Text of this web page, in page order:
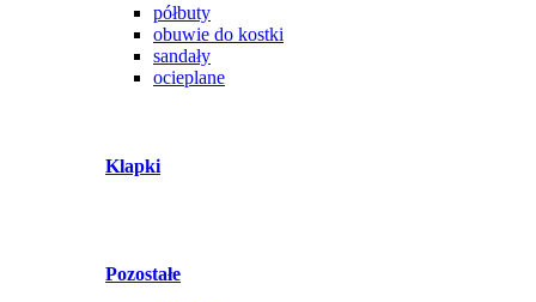
półbuty
obuwie do kostki
sandały
ocieplane
Klapki
Pozostałe